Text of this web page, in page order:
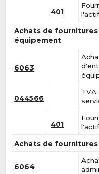
401
Achats de
équipement
6063
044566
TVA
401
Achats de
6064